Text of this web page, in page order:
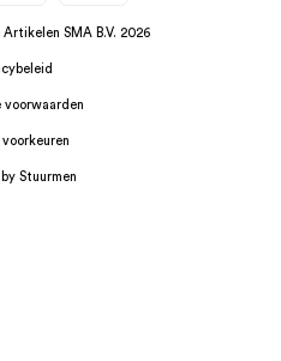
SMA B.V. 2026
voorwaarden
Stuurmen